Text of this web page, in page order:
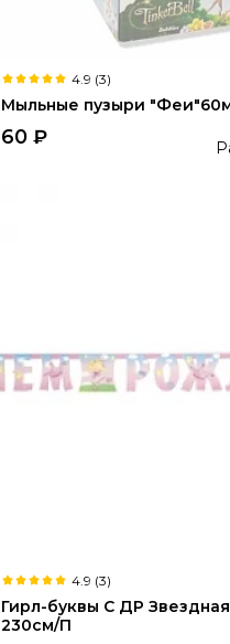
4.9 (3)
Мыльные пузыри
60 ₽
4.9 (3)
Гирл-буквы С ДР
230см/П